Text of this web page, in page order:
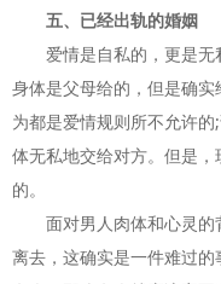
五、已经出轨的婚姻
爱情是自私的，更是无
身体是父母给的，但是确
为都是爱情规则所不允许
体无私地交给对方。但是
的。
面对男人肉体和心灵
离去，这确实是一件难过